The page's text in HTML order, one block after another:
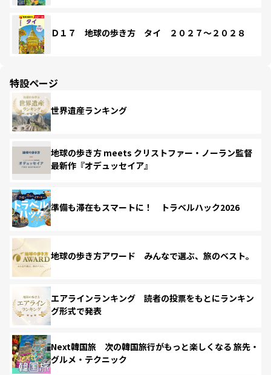
Ｄ１７ 地球の歩き方 タイ ２０２７～２０２８
特設ページ
世界遺産ランキング
地球の歩き方 meets クリストファー・ノーラン監督
最新作『オデュッセイア』
準備も滞在もスマートに！ トラベルハック2026
地球の歩き方アワード みんなで選ぶ、旅のベスト。
エアラインランキング 読者の投票をもとにランキン
グ形式で発表
Next韓国旅 次の韓国旅行がもっと楽しくなる 旅先・
グルメ・テクニック